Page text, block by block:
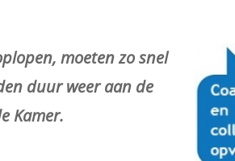
moeten zo snel
duur weer aan de
Kamer.